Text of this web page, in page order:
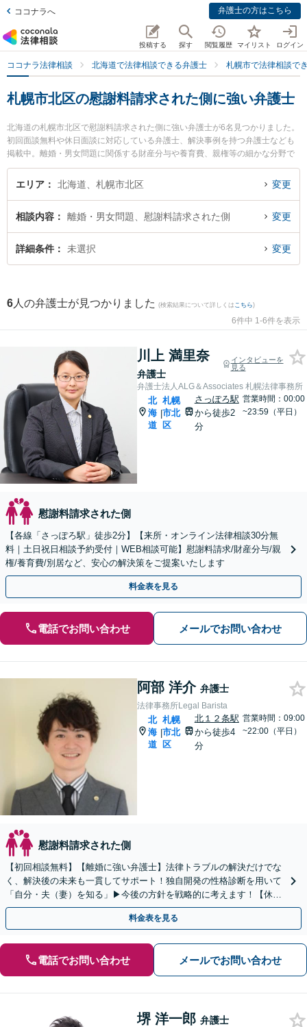
ココナラへ 弁護士の方はこちら
投稿する 探す 閲覧履歴 マイリスト ログイン
ココナラ法律相談 北海道で法律相談できる弁護士 札幌市で法律相談で
札幌市北区の慰謝料請求された側に強い弁護士
北海道の札幌市北区で慰謝料請求された側に強い弁護士が6名見つかりました。
初回面談無料や休日面談に対応している弁護士、解決事例を持つ弁護士なども
掲載中。離婚・男女問題に関係する財産分与や養育費、親権等の細かな分野で
の絞り込み検索もでき便利です。特に弁護士法人ALG＆Associates 札幌法律事
務所の川上 満里奈弁護士や法律事務所Legal Baristaの阿部 洋介弁護士、春田法
された側のトラブルを今すぐに弁護士に相談したい』『慰謝料請求された側の
トラブル解決の実績豊富な近くの弁護士を検索したい』『初回相談無料で慰謝
料請求された側を法律相談できる札幌市北区内の弁護士に相談予約したい』な
エリア 北海道、札幌市北区 変更
相談内容 離婚・男女問題、慰謝料請求された側 変更
詳細条件 未選択 変更
6 人の弁護士が見つかりました (検索結果について詳しくは こちら)
6件中 1-6件を表示
川上 満里奈
弁護士
インタビューを
見る
弁護士法人ALG＆Associates 札幌法律事務所
北
海
道
|
札幌
市北
区
さっぽろ駅
から徒歩2
分
営業時間：00:00
~23:59（平日）
慰謝料請求された側
【各線「さっぽろ駅」徒歩2分】【来所・オンライン法律相談30分無
料｜土日祝日相談予約受付｜WEB相談可能】慰謝料請求/財産分与/親
権/養育費/別居など、安心の解決策をご提案いたします
料金表を見る
電話でお問い合わせ メールでお問い合わせ
阿部 洋介 弁護士
法律事務所Legal Barista
北
海
道
|
札幌
市北
区
北１２条駅
から徒歩4
分
営業時間：09:00
~22:00（平日）
慰謝料請求された側
【初回相談無料】【離婚に強い弁護士】法律トラブルの解決だけでな
く、解決後の未来も一貫してサポート！独自開発の性格診断を用いて
「自分・夫（妻）を知る」▶︎今後の方針を戦略的に考えます！【休
日・夜間対応】【オンライン相談OK】【札幌駅5分】
料金表を見る
電話でお問い合わせ メールでお問い合わせ
堺 洋一郎 弁護士